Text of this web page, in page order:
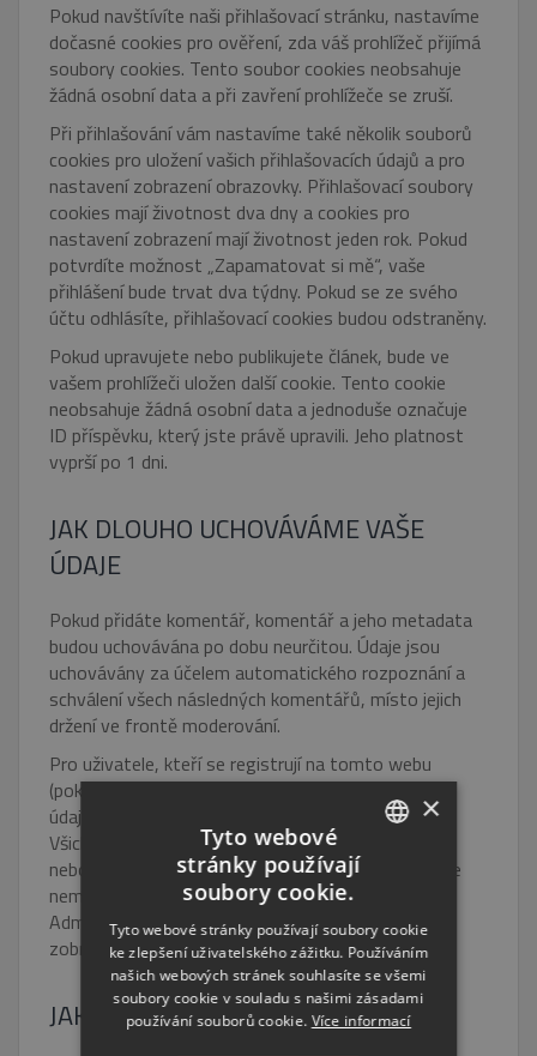
Pokud navštívíte naši přihlašovací stránku, nastavíme
dočasné cookies pro ověření, zda váš prohlížeč přijímá
soubory cookies. Tento soubor cookies neobsahuje
žádná osobní data a při zavření prohlížeče se zruší.
Při přihlašování vám nastavíme také několik souborů
cookies pro uložení vašich přihlašovacích údajů a pro
nastavení zobrazení obrazovky. Přihlašovací soubory
cookies mají životnost dva dny a cookies pro
nastavení zobrazení mají životnost jeden rok. Pokud
potvrdíte možnost „Zapamatovat si mě“, vaše
přihlášení bude trvat dva týdny. Pokud se ze svého
účtu odhlásíte, přihlašovací cookies budou odstraněny.
Pokud upravujete nebo publikujete článek, bude ve
vašem prohlížeči uložen další cookie. Tento cookie
neobsahuje žádná osobní data a jednoduše označuje
ID příspěvku, který jste právě upravili. Jeho platnost
vyprší po 1 dni.
JAK DLOUHO UCHOVÁVÁME VAŠE
ÚDAJE
Pokud přidáte komentář, komentář a jeho metadata
budou uchovávána po dobu neurčitou. Údaje jsou
uchovávány za účelem automatického rozpoznání a
schválení všech následných komentářů, místo jejich
držení ve frontě moderování.
Pro uživatele, kteří se registrují na tomto webu
(pokud mají tuto možnost), ukládáme také osobní
údaje, které uvádějí ve svém uživatelském profilu.
Všichni uživatelé mohou kdykoliv vidět, upravovat
nebo smazat své osobní údaje (s výjimkou toho, že
nemohou změnit své uživatelské jméno).
Administrátoři webu mohou také tyto informace
zobrazit a upravovat.
JAKÁ MÁTE PRÁVA?
RUSSIAN
GERMAN
×
Tyto webové
stránky používají
soubory cookie.
Tyto webové stránky používají soubory cookie
ke zlepšení uživatelského zážitku. Používáním
našich webových stránek souhlasíte se všemi
soubory cookie v souladu s našimi zásadami
používání souborů cookie. Více informací